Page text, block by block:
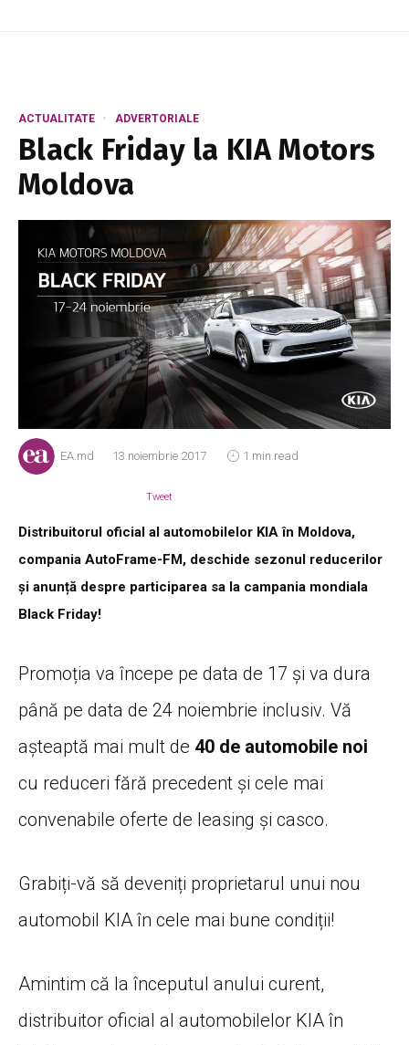
ACTUALITATE ADVERTORIALE
Black Friday la KIA Motors
Moldova
EA.md 13 noiembrie 2017 1 min read
Tweet
Distribuitorul oficial al automobilelor KIA în Moldova,
compania AutoFrame-FM, deschide sezonul reducerilor
și anunță despre participarea sa la campania mondiala
Black Friday!
Promoția va începe pe data de 17 și va dura
până pe data de 24 noiembrie inclusiv. Vă
așteaptă mai mult de 40 de automobile noi
cu reduceri fără precedent și cele mai
convenabile oferte de leasing și casco.
Grabiți-vă să deveniți proprietarul unui nou
automobil KIA în cele mai bune condiții!
Amintim că la începutul anului curent,
distribuitor oficial al automobilelor KIA în